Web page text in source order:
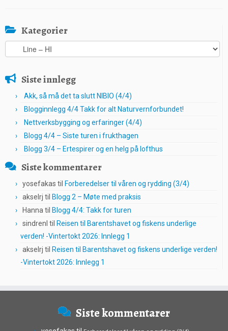
Kategorier
Kategorier
Siste innlegg
Akk, så må det ta slutt NIBIO (4/4)
Blogginnlegg 4/4 Takk for alt Naturvernforbundet!
Nettverksbygging og erfaringer (4/4)
Blogg 4/4 – Siste turen i frukthagen
Blogg 3/4 – Ertespirer og en helg på lofthus
Siste kommentarer
yosefakas til Forberedelser til våren og rydding (3/4)
akselrj til Blogg 2 – Møte med praksis
Hanna til Blogg 4/4: Takk for turen
sindrenl til Reisen til Barentshavet og fiskens underlige
verden! -Vintertokt 2026: Innlegg 1
akselrj til Reisen til Barentshavet og fiskens underlige verden!
-Vintertokt 2026: Innlegg 1
Siste kommentarer